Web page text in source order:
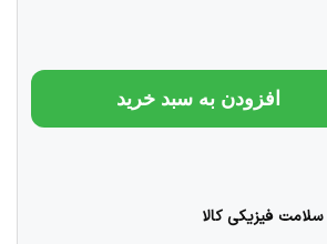
افزودن به سبد خرید
فیزیکی کالا